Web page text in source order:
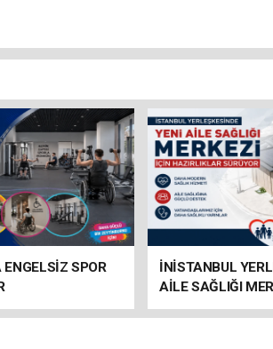
ENGELSİZ SPOR
İNİSTANBUL
AİLE SAĞLIĞI
HAZIRLIKLAR